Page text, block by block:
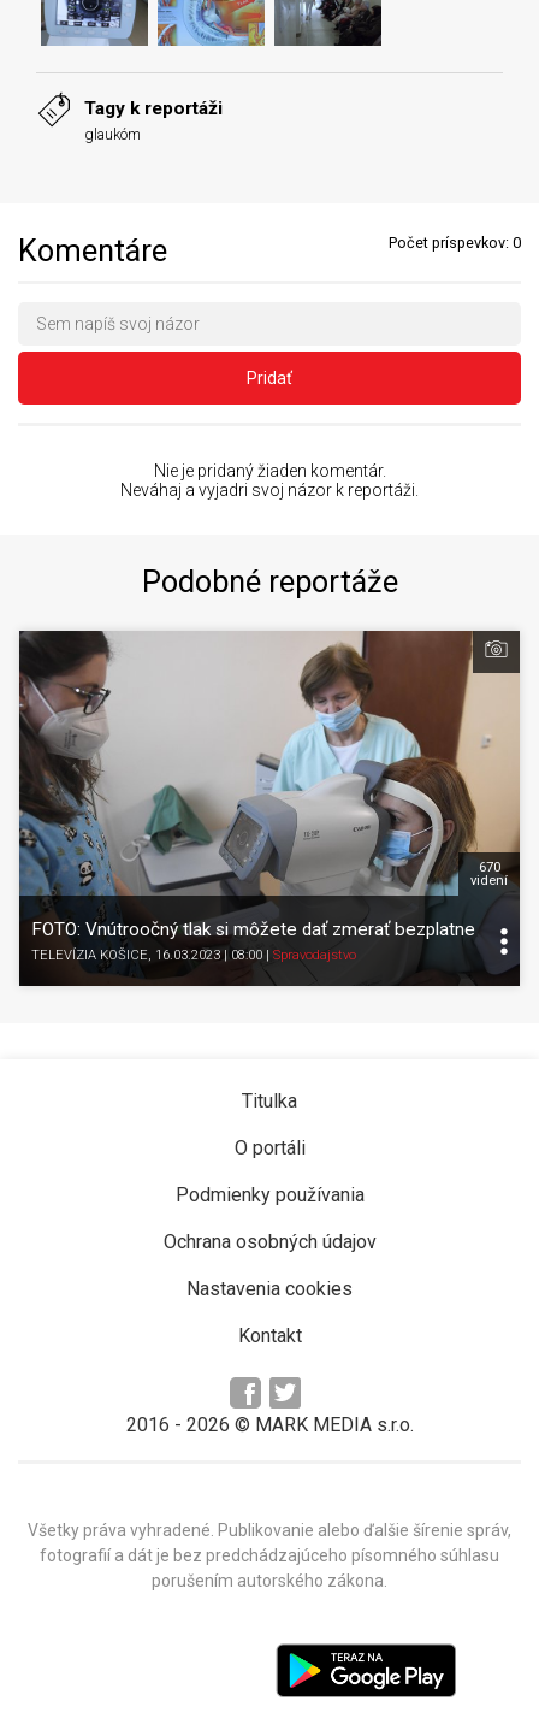
Tagy k reportáži
glaukóm
Komentáre Počet príspevkov: 0
Pridať
Nie je pridaný žiaden komentár.
Neváhaj a vyjadri svoj názor k reportáži.
Podobné reportáže
FOTO: Vnútroočný tlak si môžete dať zmerať bezplatne
TELEVÍZIA KOŠICE, 16.03.2023 | 08:00 Spravodajstvo
670
videní
Titulka
O portáli
Podmienky používania
Ochrana osobných údajov
Nastavenia cookies
Kontakt
2016 - 2026 © MARK MEDIA s.r.o.
Všetky práva vyhradené. Publikovanie alebo ďalšie šírenie správ,
fotografií a dát je bez predchádzajúceho písomného súhlasu
porušením autorského zákona.